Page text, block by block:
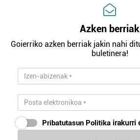
Azken berriak
Goierriko azken berriak jakin nahi
buletinera!
Pribatutasun Politika irakurri